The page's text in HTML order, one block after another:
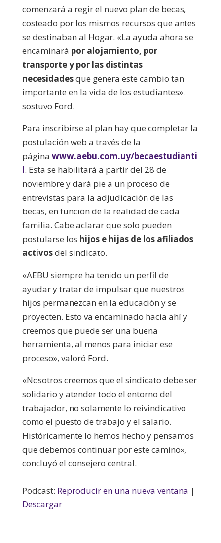
comenzará a regir el nuevo plan de becas,
costeado por los mismos recursos que antes
se destinaban al Hogar. «La ayuda ahora se
encaminará por alojamiento, por
transporte y por las distintas
necesidadesque genera este cambio tan
importante en la vida de los estudiantes»,
sostuvo Ford.
Para inscribirse al plan hay que completar la
postulación web a través de la
página www.aebu.com.uy/becaestudianti
l. Esta se habilitará a partir del 28 de
noviembre y dará pie a un proceso de
entrevistas para la adjudicación de las
becas, en función de la realidad de cada
familia. Cabe aclarar que solo pueden
postularse los hijos e hijas de los afiliados
activosdel sindicato.
«AEBU siempre ha tenido un perfil de
ayudar y tratar de impulsar que nuestros
hijos permanezcan en la educación y se
proyecten. Esto va encaminado hacia ahí y
creemos que puede ser una buena
herramienta, al menos para iniciar ese
proceso», valoró Ford.
«Nosotros creemos que el sindicato debe ser
solidario y atender todo el entorno del
trabajador, no solamente lo reivindicativo
como el puesto de trabajo y el salario.
Históricamente lo hemos hecho y pensamos
que debemos continuar por este camino»,
concluyó el consejero central.
Podcast: Reproducir en una nueva ventana |
Descargar